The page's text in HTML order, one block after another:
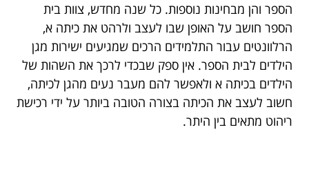
הספר והן מבחינות נוספות. כל שנה מחדש, צוות בית
הספר חושב על האופן שבו לעצב ולרהט את כיתה א,
הרלוונטים עבור התלמידים הרכים שמגיעים ישירות מגן
הילדים לבית הספר. אין ספק שבכדי לרכך את השהות של
הילדים בכיתה א ולאפשר להם מעבר נעים מהגן לכיתה,
חשוב לעצב את הכיתה בצורה הטובה ביותר על ידי רכישת
ריהוט מתאים בין היתר.